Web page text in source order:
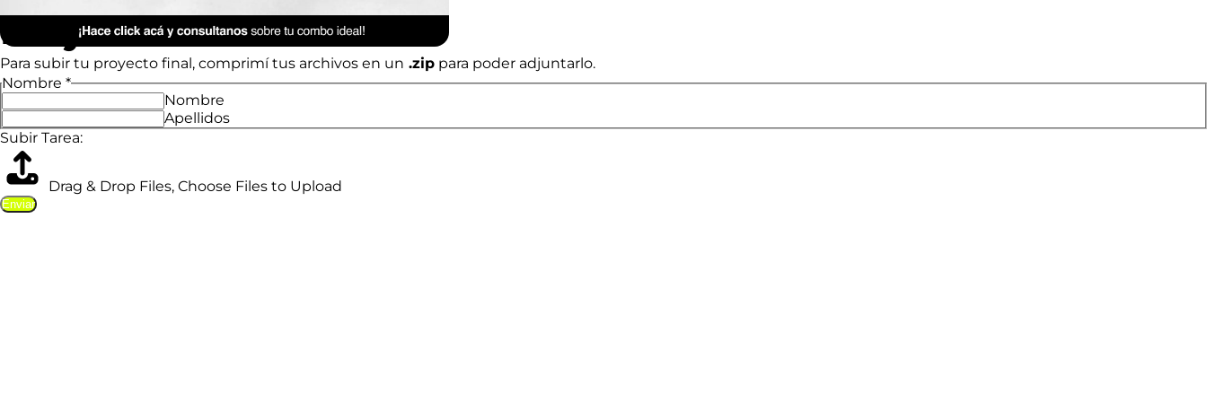
Proyecto Final
Para subir tu proyecto final, comprimí tus archivos en un .zip para poder adjuntarlo.
Nombre *
Nombre
Apellidos
Subir Tarea:
Drag & Drop Files, Choose Files to Upload
Enviar